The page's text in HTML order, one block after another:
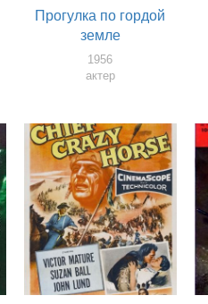
Прогулка по гордой
земле
1956
актер